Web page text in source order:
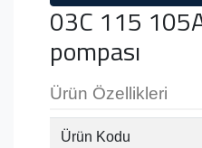
03C 115
pompası
Ürün Özellikleri
Ürün Kodu